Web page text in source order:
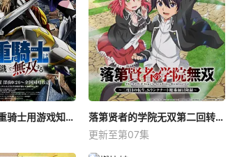
被追放的转生重骑士用游戏知识开无双
落第贤者的学院无双第二回转生，S等级作弊魔术师冒险记
更新至第07集